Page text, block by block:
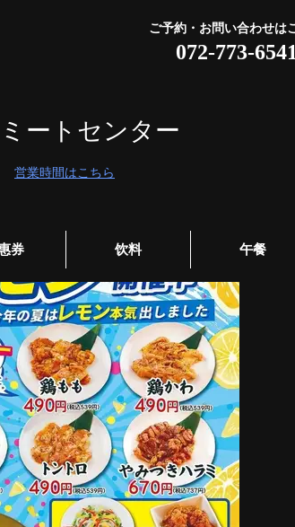
ご予約・お問い合わせは
072-773-6541
ートセンター
営業時間はこちら
券 饮料 午餐